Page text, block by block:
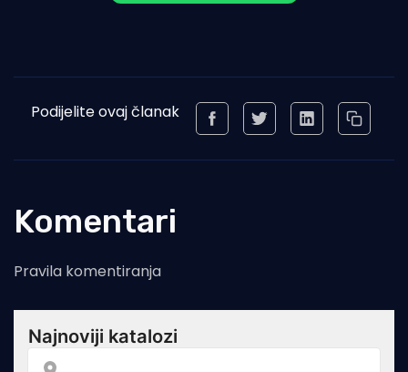
Podijelite ovaj članak
Komentari
Pravila komentiranja